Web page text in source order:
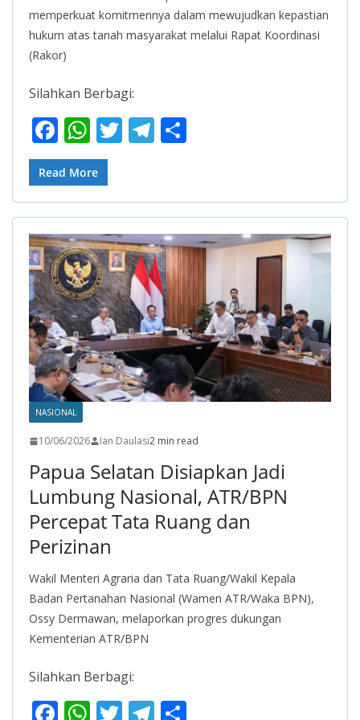
memperkuat komitmennya dalam mewujudkan kepastian
hukum atas tanah masyarakat melalui Rapat Koordinasi
(Rakor)
Silahkan Berbagi:
F
ac
e
b
o
o
k
W
h
at
s
A
p
p
T
er
T
gr
a
m
e
Read More
NASIONAL
10/06/2026 Ian Daulasi2 min read
Papua Selatan Disiapkan Jadi
Lumbung Nasional, ATR/BPN
Percepat Tata Ruang dan
Perizinan
Wakil Menteri Agraria dan Tata Ruang/Wakil Kepala
Badan Pertanahan Nasional (Wamen ATR/Waka BPN),
Ossy Dermawan, melaporkan progres dukungan
Kementerian ATR/BPN
Silahkan Berbagi: